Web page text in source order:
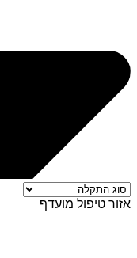
אזור טיפול מועדף